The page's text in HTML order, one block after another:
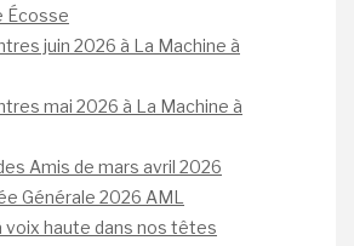
Écosse
juin 2026 à La Machine à
mai 2026 à La Machine à
Amis de mars avril 2026
Générale 2026 AML
voix haute dans nos têtes